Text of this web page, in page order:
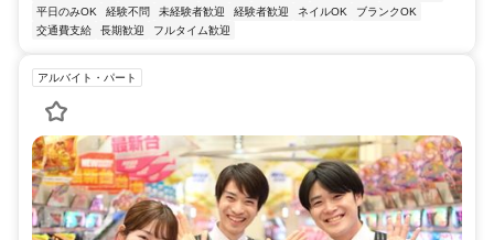
平日のみOK
経験不問 未経験者歓迎 経験者歓迎 ネイルOK
ブランクOK
交通費支給
長期歓迎 フルタイム歓迎
アルバイト・パート